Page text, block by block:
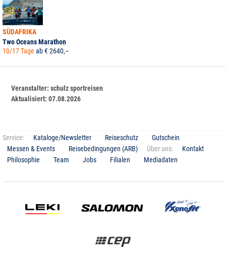
SÜDAFRIKA
Two Oceans Marathon
10/17 Tage ab € 2640,–
Veranstalter:schulz sportreisen
Aktualisiert:07.08.2026
Service: Kataloge/Newsletter Reiseschutz
Gutschein
Messen & Events
Reisebedingungen (ARB) Über uns:
Kontakt
Philosophie
Team Jobs Filialen Mediadaten